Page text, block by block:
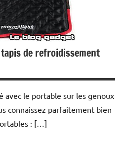
de refroidissement
avec le portable sur les genoux
connaissez parfaitement bien
: […]